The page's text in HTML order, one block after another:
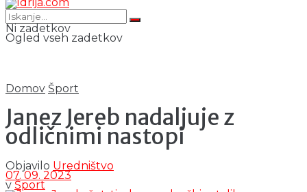
Ni zadetkov
Ogled vseh zadetkov
Domov Šport
Janez Jereb nadaljuje z
odličnimi nastopi
Objavilo Uredništvo
07. 09. 2023
v Šport